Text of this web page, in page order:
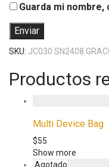
Guarda mi
SKU: JC030 SN2408
Productos
Multi Device Bag
$55
Show more